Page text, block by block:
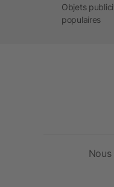
Objets
populaires